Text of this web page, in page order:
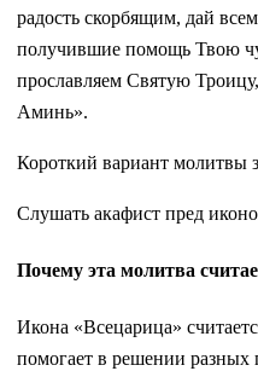
радость скорбящим, дай
получившие помощь Твою
прославляем Святую
Аминь».
Короткий вариант молитвы
Слушать акафист пред
Почему эта молитва
Икона «Всецарица»
помогает в решении разных